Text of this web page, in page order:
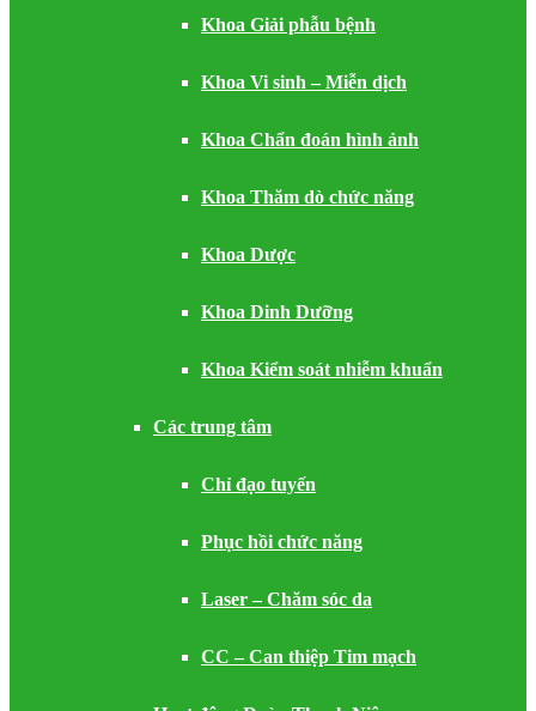
Khoa Giải phẫu bệnh
Khoa Vi sinh – Miễn dịch
Khoa Chẩn đoán hình ảnh
Khoa Thăm dò chức năng
Khoa Dược
Khoa Dinh Dưỡng
Khoa Kiểm soát nhiễm khuẩn
Các trung tâm
Chỉ đạo tuyến
Phục hồi chức năng
Laser – Chăm sóc da
CC – Can thiệp Tim mạch